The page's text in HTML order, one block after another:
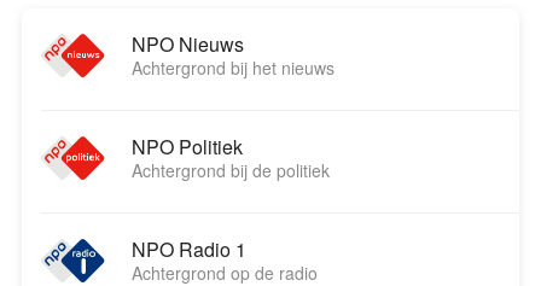
NPO Nieuws
Achtergrond bij het nieuws
NPO Politiek
Achtergrond bij de politiek
NPO Radio 1
Achtergrond op de radio